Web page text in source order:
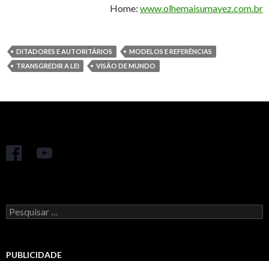
Home: www.olhemaisumavez.com.br
DITADORES E AUTORITÁRIOS
MODELOS E REFERÊNCIAS
TRANSGREDIR A LEI
VISÃO DE MUNDO
Pesquisar
por:
PUBLICIDADE